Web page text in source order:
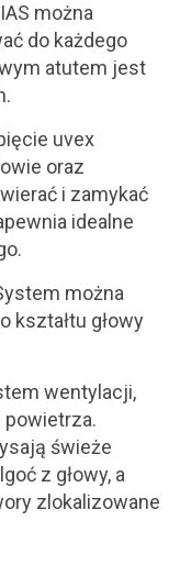
można
do każdego
atutem jest
uvex
oraz
i zamykać
idealne
można
kształtu głowy
wentylacji,
powietrza.
świeże
z głowy, a
zlokalizowane